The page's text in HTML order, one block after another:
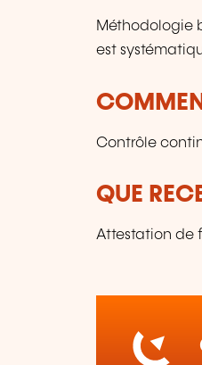
Méthodologie
est
Contrôle
QUE
Attestation de